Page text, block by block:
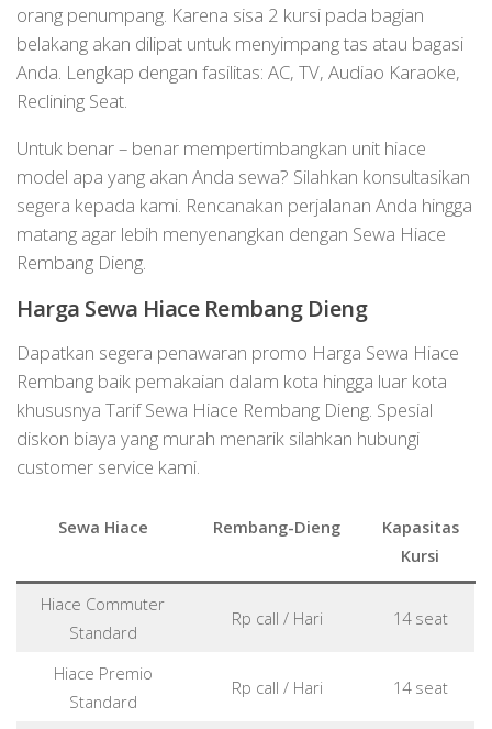
orang penumpang. Karena sisa 2 kursi pada bagian
belakang akan dilipat untuk menyimpang tas atau bagasi
Anda. Lengkap dengan fasilitas: AC, TV, Audiao Karaoke,
Reclining Seat.
Untuk benar – benar mempertimbangkan unit hiace
model apa yang akan Anda sewa? Silahkan konsultasikan
segera kepada kami. Rencanakan perjalanan Anda hingga
matang agar lebih menyenangkan dengan Sewa Hiace
Rembang Dieng.
Harga Sewa Hiace Rembang Dieng
Dapatkan segera penawaran promo Harga Sewa Hiace
Rembang baik pemakaian dalam kota hingga luar kota
khususnya Tarif Sewa Hiace Rembang Dieng. Spesial
diskon biaya yang murah menarik silahkan hubungi
customer service kami.
Sewa Hiace Rembang-Dieng
Kapasitas
Kursi
Hiace Commuter
Standard
Rp call / Hari 14 seat
Hiace Premio
Standard
Rp call / Hari 14 seat